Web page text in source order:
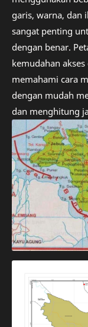
garis, warna, dan
sangat penting
dengan benar.
kemudahan
memahami cara
dengan mudah
dan menghitung